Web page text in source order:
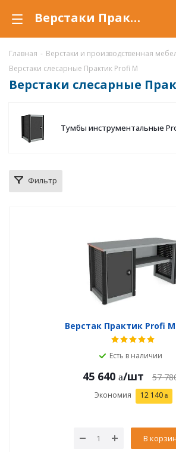
Верстаки Практик Profi M купить по низкой цене в Краснодаре, металлический слесарный верстак Практик Profi M
Главная - Верстаки и производственная
Верстаки слесарные Практик Profi M
Верстаки слесарные
Тумбы инструментальные
Фильтр
Верстак Практик Profi
Есть в наличии
45 640 /шт 57
Экономия 12 140
В